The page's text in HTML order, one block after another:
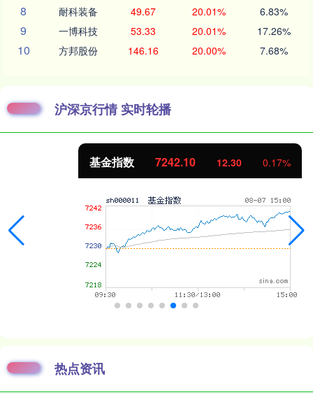
8 耐科装备 49.67 20.01% 6.83%
9 一博科技 53.33 20.01% 17.26%
10 方邦股份 146.16 20.00% 7.68%
沪深京行情 实时轮播
基金指数 7242.10 12.30 0.17%
热点资讯